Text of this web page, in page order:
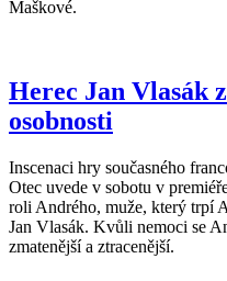
Maškové.
Herec Jan Vlasák
osobnosti
Inscenaci hry současného
Otec uvede v sobotu v
roli Andrého, muže, který trpí
Jan Vlasák. Kvůli nemoci se
zmatenější a ztracenější.